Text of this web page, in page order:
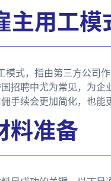
用工模
式，指由第三方公司
招聘中尤为常见，为企
手续会更加简化，也能
料准备